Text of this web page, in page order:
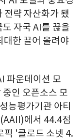
략 자산화가 됐
자국 AI를 끊을
대한 끌어 올려야
파운데이션 모
인 오픈소스 모
능평가기관 아티
에서 44.4점
픽 '클로드 소넷 4.